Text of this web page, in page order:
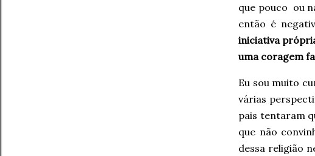
que pouco ou
então é
iniciativa
uma coragem
Eu sou muito
várias
pais tentaram
que não
dessa religião